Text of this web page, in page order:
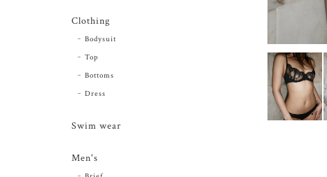
Clothing
Bodysuit
Top
Bottoms
Dress
Swim wear
Men's